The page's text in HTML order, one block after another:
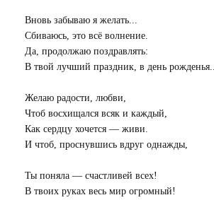
Вновь забываю я желать...
Сбиваюсь, это всё волнение.
Да, продолжаю поздравлять:
В твой лучший праздник, в день рожденья...
Желаю радости, любви,
Чтоб восхищался всяк и каждый,
Как сердцу хочется — живи.
И чтоб, проснувшись вдруг однажды,
Ты поняла — счастливей всех!
В твоих руках весь мир огромный!